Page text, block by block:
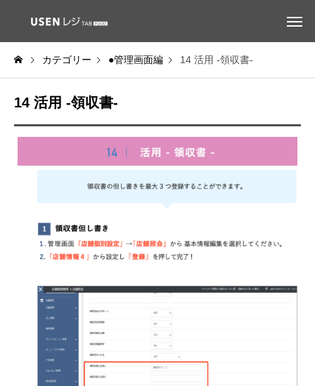
カテゴリー ●管理画面編 14 活用 -領収書-
14 活用 -領収書-